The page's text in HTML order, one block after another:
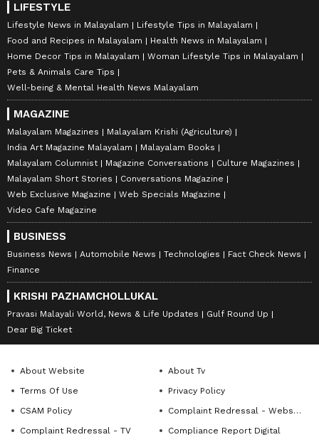
LIFESTYLE
Lifestyle News in Malayalam
Lifestyle Tips in Malayalam
Food and Recipes in Malayalam
Health News in Malayalam
Home Decor Tips in Malayalam
Woman Lifestyle Tips in Malayalam
Pets & Animals Care Tips
Well-being & Mental Health News Malayalam
MAGAZINE
Malayalam Magazines
Malayalam Krishi (Agriculture)
India Art Magazine Malayalam
Malayalam Books
Malayalam Columnist
Magazine Conversations
Culture Magazines
Malayalam Short Stories
Conversations Magazine
Web Exclusive Magazine
Web Specials Magazine
Video Cafe Magazine
BUSINESS
Business News Automobile News Technologies
Fact Check News
Finance
KRISHI PAZHAMCHOLLUKAL
Pravasi Malayali World, News & Life Updates
Gulf Round Up
Dear Big Ticket
About Website
About Tv
Terms Of Use
Privacy Policy
CSAM Policy
Complaint Redressal - Website
Complaint Redressal - TV
Compliance Report Digital